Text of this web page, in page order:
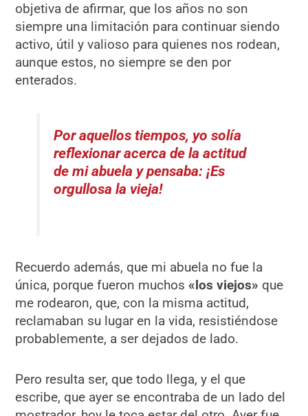
objetiva de afirmar, que los años no son
siempre una limitación para continuar siendo
activo, útil y valioso para quienes nos rodean,
aunque estos, no siempre se den por
enterados.
Por aquellos tiempos, yo solía
reflexionar acerca de la actitud
de mi abuela y pensaba: ¡Es
orgullosa la vieja!
Recuerdo además, que mi abuela no fue la
única, porque fueron muchos «los viejos» que
me rodearon, que, con la misma actitud,
reclamaban su lugar en la vida, resistiéndose
probablemente, a ser dejados de lado.
Pero resulta ser, que todo llega, y el que
escribe, que ayer se encontraba de un lado del